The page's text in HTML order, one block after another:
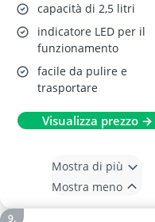
capacità di 2,5 litri
indicatore LED per il
funzionamento
facile da pulire e
trasportare
Visualizza prezzo →
Mostra di più
Mostra meno